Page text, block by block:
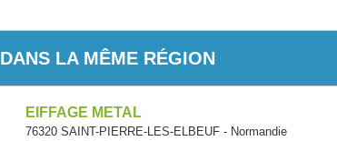
DANS LA MÊME RÉGION
EIFFAGE METAL
76320 SAINT-PIERRE-LES-ELBEUF - Normandie